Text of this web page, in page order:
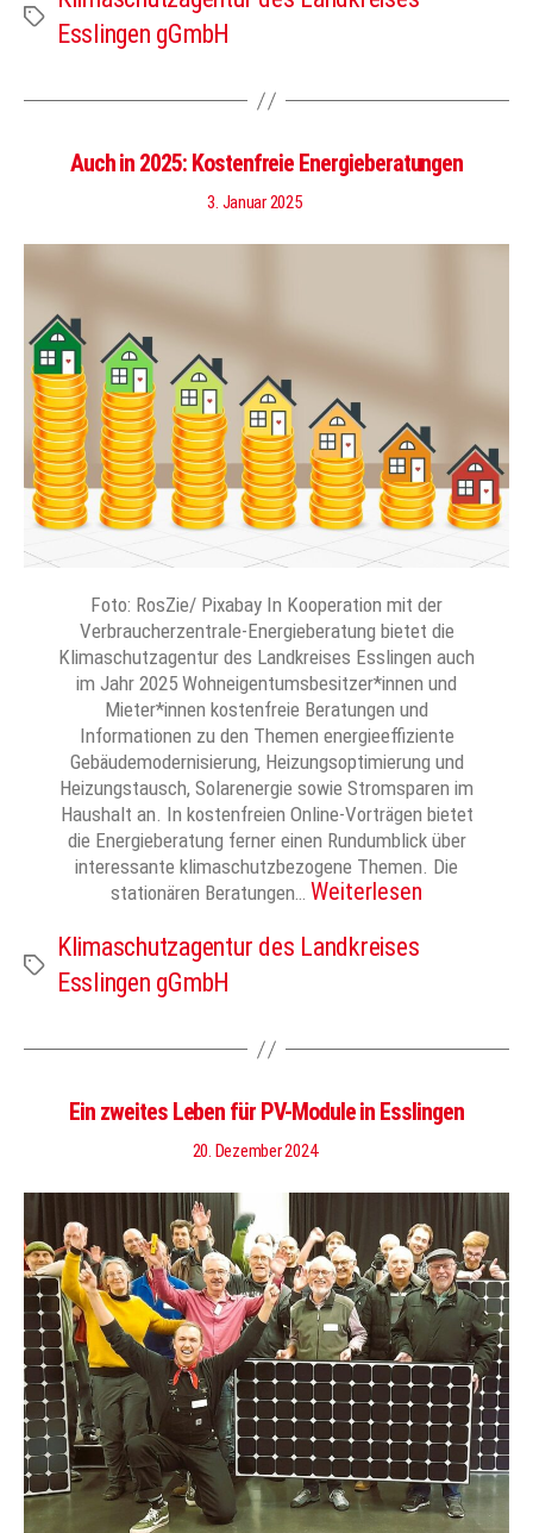
Schlagwörter
Esslingen gGmbH
Auch in 2025: Kostenfreie Energieberatungen
3. Januar 2025
Foto: RosZie/ Pixabay In Kooperation mit der
Verbraucherzentrale-Energieberatung bietet die
Klimaschutzagentur des Landkreises Esslingen auch
im Jahr 2025 Wohneigentumsbesitzer*innen und
Mieter*innen kostenfreie Beratungen und
Informationen zu den Themen energieeffiziente
Gebäudemodernisierung, Heizungsoptimierung und
Heizungstausch, Solarenergie sowie Stromsparen im
Haushalt an. In kostenfreien Online-Vorträgen bietet
die Energieberatung ferner einen Rundumblick über
interessante klimaschutzbezogene Themen. Die
stationären Beratungen… Weiterlesen
Schlagwörter
Klimaschutzagentur des Landkreises
Esslingen gGmbH
Ein zweites Leben für PV-Module in Esslingen
20. Dezember 2024